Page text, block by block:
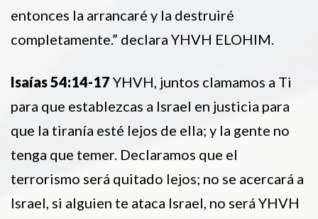
entonces la arrancaré y la destruiré
completamente.” declara YHVH ELOHIM.
Isaías 54:14-17 YHVH, juntos clamamos a Ti
para que establezcas a Israel en justicia para
que la tiranía esté lejos de ella; y la gente no
tenga que temer. Declaramos que el
terrorismo será quitado lejos; no se acercará a
Israel, si alguien te ataca Israel, no será YHVH